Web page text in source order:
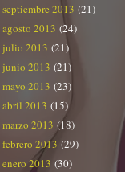
septiembre 2013 (21)
agosto 2013 (24)
julio 2013 (21)
junio 2013 (21)
mayo 2013 (23)
abril 2013 (15)
marzo 2013 (18)
febrero 2013 (29)
enero 2013 (30)